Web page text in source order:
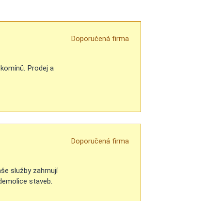
Prodej a
Doporučená firma
služby zahrnují
staveb.
Doporučená firma